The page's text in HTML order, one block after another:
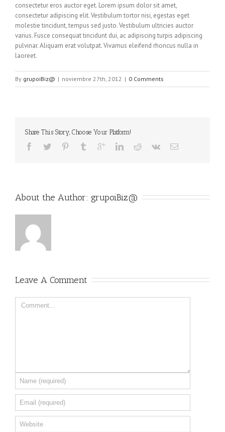
consectetur eros auctor eget. Lorem ipsum dolor sit amet,
consectetur adipiscing elit. Vestibulum tortor nisi, egestas eget
molestie tincidunt, tempus sed justo. Vestibulum ultricies auctor
varius. Fusce consequat tincidunt dui, ac adipiscing turpis adipiscing
pulvinar. Aliquam erat volutpat. Vivamus eleifend rhoncus nulla in
laoreet.
By grupoiBiz@ | noviembre 27th, 2012 | 0 Comments
Share This Story, Choose Your Platform!
About the Author: grupoiBiz@
Leave A Comment